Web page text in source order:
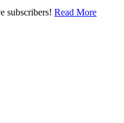
subscribers! Read More